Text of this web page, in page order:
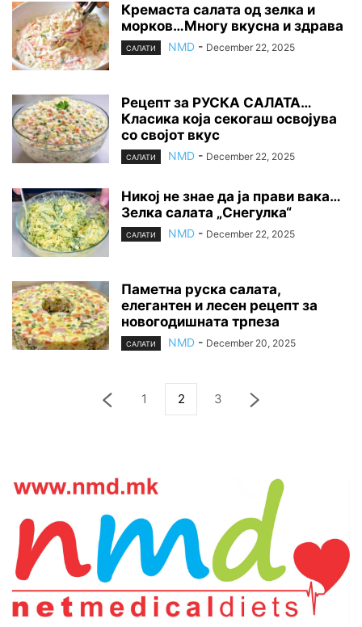
Кремаста салата од зелка и
морков…Многу вкусна и здрава
САЛАТИ NMD - December 22, 2025
Рецепт за РУСКА САЛАТА…
Класика која секогаш освојува
со својот вкус
САЛАТИ NMD - December 22, 2025
Никој не знае да ја прави вака…
Зелка салата „Снегулка“
САЛАТИ NMD - December 22, 2025
Паметна руска салата,
елегантен и лесен рецепт за
новогодишната трпеза
САЛАТИ NMD - December 20, 2025
1 2 3